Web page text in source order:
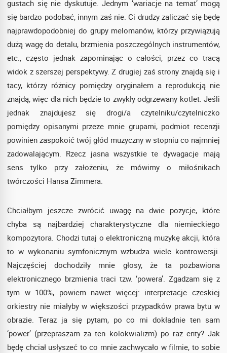
gustach się nie dyskutuje. Jednym ‘wariacje na temat’ mogą
się bardzo podobać, innym zaś nie. Ci drudzy zaliczać się będę
najprawdopodobniej do grupy melomanów, którzy przywiązują
dużą wagę do detalu, brzmienia poszczególnych instrumentów,
etc., często jednak zapominając o całości, przez co tracą
widok z szerszej perspektywy. Z drugiej zaś strony znajdą się i
tacy, którzy różnicy pomiędzy oryginałem a reprodukcją nie
znajdą, więc dla nich będzie to zwykły odgrzewany kotlet. Jeśli
jednak znajdujesz się drogi/a czytelniku/czytelniczko
pomiędzy opisanymi przeze mnie grupami, podmiot recenzji
powinien zaspokoić twój głód muzyczny w stopniu co najmniej
zadowalającym. Rzecz jasna wszystkie te dywagacje mają
sens tylko przy założeniu, że mówimy o miłośnikach
twórczości Hansa Zimmera.
Chciałbym jeszcze zwrócić uwagę na dwie pozycje, które
chyba są najbardziej charakterystyczne dla niemieckiego
kompozytora. Chodzi tutaj o elektroniczną muzykę akcji, która
to w wykonaniu symfonicznym wzbudza wiele kontrowersji.
Najczęściej dochodziły mnie głosy, że ta pozbawiona
elektronicznego brzmienia traci tzw. ‘powera’. Zgadzam się z
tym w 100%, powiem nawet więcej: interpretacje czeskiej
orkiestry nie miałyby w większości przypadków prawa bytu w
obrazie. Teraz ja się pytam, po co mi dokładnie ten sam
‘power’ (przepraszam za ten kolokwializm) po raz enty? Jak
będę chciał usłyszeć to co mnie zachwycało w filmie, to sobie